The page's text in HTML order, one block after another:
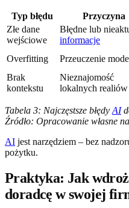
Typ błędu Przyczyna
Złe dane
wejściowe
Błędne lub
informacje
Overfitting Przeuczenie
Brak
kontekstu
Nieznajomość
lokalnych realiów
Tabela 3: Najczęstsze błędyAI
Źródło: Opracowanie własne
AI jest narzędziem – bez
pożytku.
Praktyka: Jak
doradcę w swojej